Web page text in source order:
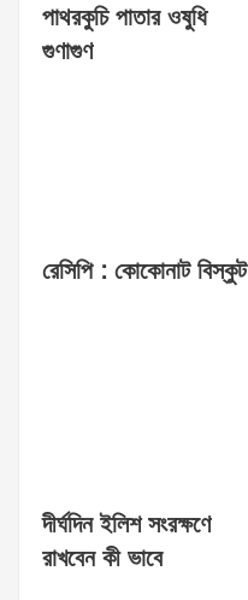
পাথরকুচি পাতার ওষুধি
গুণাগুণ
রেসিপি : কোকোনাট বিস্কুট
দীর্ঘদিন ইলিশ সংরক্ষণে
রাখবেন কী ভাবে